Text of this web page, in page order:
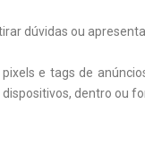
dúvidas ou
e tags de
dentro ou